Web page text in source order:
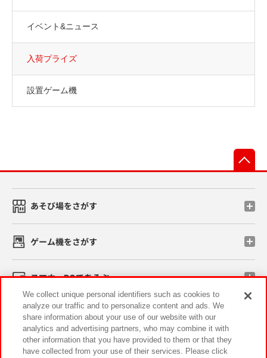
イベント&ニュース
入荷プライズ
設置ゲーム機
あそび場をさがす
ゲーム機をさがす
スマホ・PCであそぶ
イベント・キャンペーン
We collect unique personal identifiers such as cookies to
analyze our traffic and to personalize content and ads. We
share information about your use of our website with our
analytics and advertising partners, who may combine it with
other information that you have provided to them or that they
have collected from your use of their services. Please click